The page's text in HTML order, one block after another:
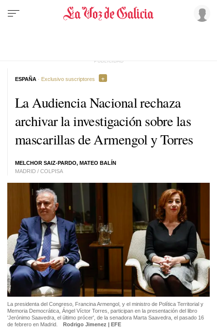
La Audiencia Nacional rechaza
archivar la investigación sobre las
mascarillas de Armengol y Torres
MELCHOR SAIZ-PARDO, MATEO BALÍN
MADRID / COLPISA
ESPAÑA · Exclusivo suscriptores
La presidenta del Congreso, Francina Armengol, y el ministro de Política Territorial y
Memoria Democrática, Ángel Víctor Torres, participan en la presentación del libro
'Jerónimo Saavedra, el último prócer', de la senadora Marta Saavedra, el pasado 16
de febrero en Madrid.
Rodrigo Jimenez | EFE